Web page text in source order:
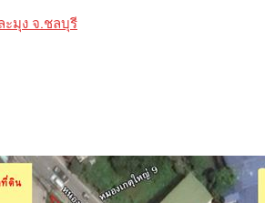
ะมุง จ.ชลบุรี